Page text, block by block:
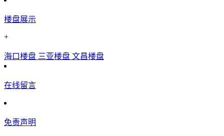
楼盘展示
+
海口楼盘 三亚楼盘 文昌楼盘
在线留言
免责声明